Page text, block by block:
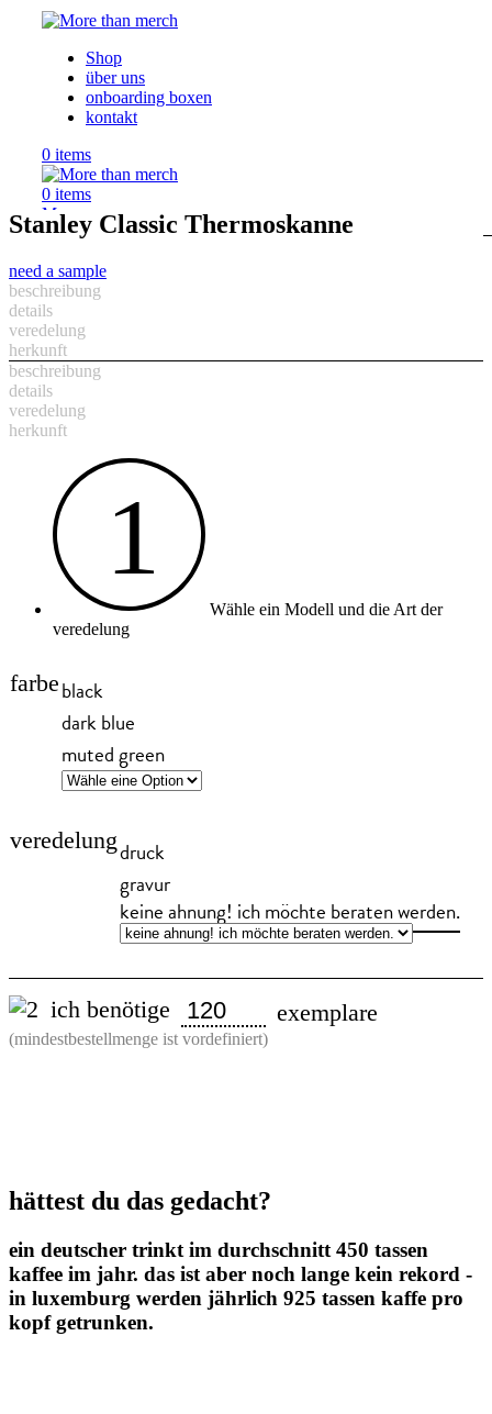
Shop
über uns
onboarding boxen
kontakt
0 items
0 items
Menu
Stanley Classic Thermoskanne
need a sample
beschreibung
details
veredelung
herkunft
beschreibung
details
veredelung
herkunft
1
Wähle ein Modell und die Art der
veredelung
farbeblack
dark blue
muted green
veredelungdruck
gravur
keine ahnung! ich möchte beraten werden.
ich benötige exemplare
(mindestbestellmenge ist vordefiniert)
hättest du das gedacht?
ein deutscher trinkt im durchschnitt 450 tassen
kaffee im jahr. das ist aber noch lange kein rekord -
in luxemburg werden jährlich 925 tassen kaffe pro
kopf getrunken.